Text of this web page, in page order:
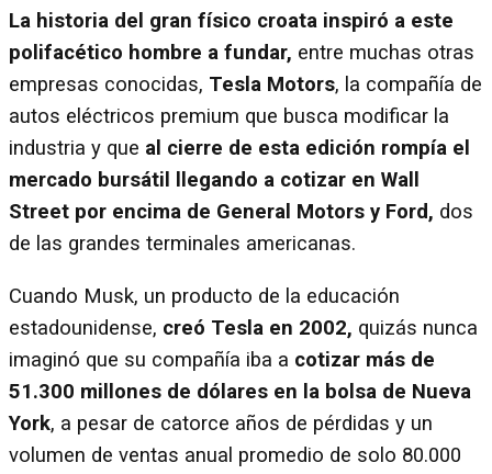
La historia del gran físico croata inspiró a este
polifacético hombre a fundar, entre muchas otras
empresas conocidas, Tesla Motors, la compañía de
autos eléctricos premium que busca modificar la
industria y que al cierre de esta edición rompía el
mercado bursátil llegando a cotizar en Wall
Street por encima de General Motors y Ford, dos
de las grandes terminales americanas.
Cuando Musk, un producto de la educación
estadounidense, creó Tesla en 2002, quizás nunca
imaginó que su compañía iba a cotizar más de
51.300 millones de dólares en la bolsa de Nueva
York, a pesar de catorce años de pérdidas y un
volumen de ventas anual promedio de solo 80.000